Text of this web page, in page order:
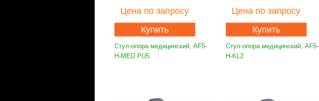
Цена по запросу
Купить
Стул-опора медицинский, AF5-
H-MED PU5
Цена по запросу
Купить
Стул-опора медицинский, AF5-
H-KL2